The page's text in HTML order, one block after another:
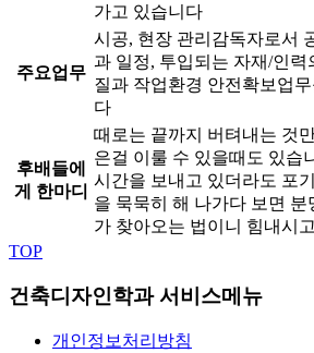
가고 있습니다
주요업무
시공, 현장 관리감독자로서
과 일정, 투입되는 자재/인력
질과 작업환경 안전확보업
다
후배들에
게 한마디
때로는 끝까지 버텨내는 것
은걸 이룰 수 있을때도 있습
시간을 보내고 있더라도 포
을 묵묵히 해 나가다 보면
가 찾아오는 법이니 힘내시
TOP
건축디자인학과 서비스메뉴
개인정보처리방침